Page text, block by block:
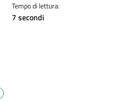
Tempo di lettura:
7 secondi